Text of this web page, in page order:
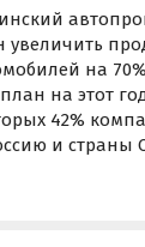
увеличить
на
на этот год
42%
и страны